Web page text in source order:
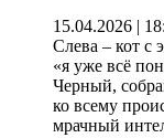
15.04.2026 |
Слева – кот с
«я уже всё
Черный,
ко всему
мрачный